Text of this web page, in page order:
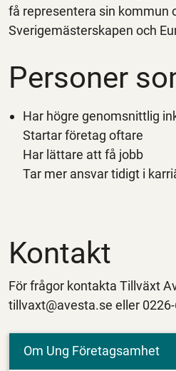
få representera sin kommun
Sverigemästerskapen och
Personer
Har högre genomsnittlig
Startar företag oftare
Har lättare att få jobb
Tar mer ansvar tidigt i
Kontakt
För frågor kontakta Tillväxt
tillvaxt@avesta.se eller
Om Ung Företagsamhet